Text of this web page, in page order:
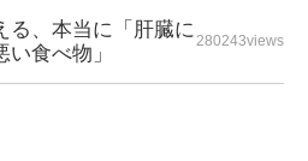
る、本当に「肝臓に
食べ物」
280243views